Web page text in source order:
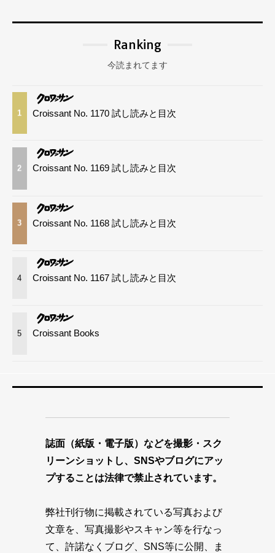
Ranking
今読まれてます
1 Croissant No. 1170 試し読みと目次
2 Croissant No. 1169 試し読みと目次
3 Croissant No. 1168 試し読みと目次
4 Croissant No. 1167 試し読みと目次
5 Croissant Books
誌面（紙版・電子版）などを撮影・スク
リーンショットし、SNSやブログにアッ
プすることは法律で禁止されています。
弊社刊行物に掲載されている写真および
文章を、写真撮影やスキャン等を行なっ
て、許諾なくブログ、SNS等に公開、ま